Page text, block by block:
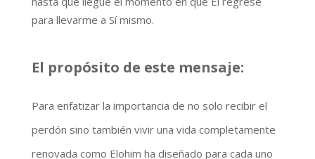
para llevarme a Sí mismo.
El propósito de este mensaje:
Para enfatizar la importancia de no solo recibir el
perdón sino también vivir una vida completamente
renovada como Elohim ha diseñado para cada uno